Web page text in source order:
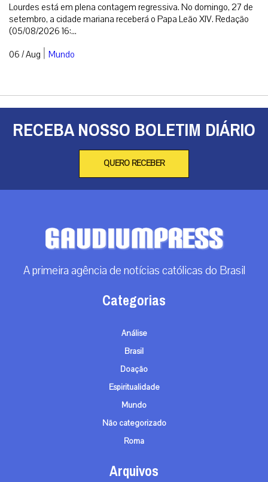
Lourdes está em plena contagem regressiva. No domingo, 27 de
setembro, a cidade mariana receberá o Papa Leão XIV. Redação
(05/08/2026 16:...
06 / Aug | Mundo
RECEBA NOSSO BOLETIM DIÁRIO
QUERO RECEBER
A primeira agência de notícias católicas do Brasil
Categorias
Análise
Brasil
Doação
Espiritualidade
Mundo
Não categorizado
Roma
Arquivos